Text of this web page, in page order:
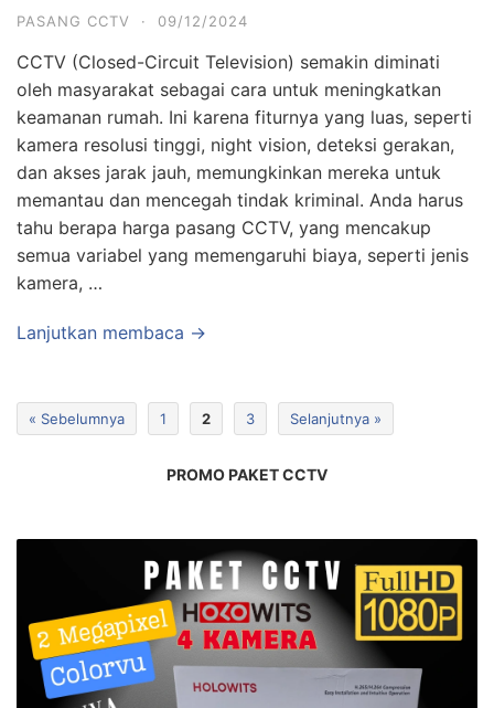
PASANG CCTV · 09/12/2024
CCTV (Closed-Circuit Television) semakin diminati
oleh masyarakat sebagai cara untuk meningkatkan
keamanan rumah. Ini karena fiturnya yang luas, seperti
kamera resolusi tinggi, night vision, deteksi gerakan,
dan akses jarak jauh, memungkinkan mereka untuk
memantau dan mencegah tindak kriminal. Anda harus
tahu berapa harga pasang CCTV, yang mencakup
semua variabel yang memengaruhi biaya, seperti jenis
kamera, …
Lanjutkan membaca →
« Sebelumnya 1 2 3 Selanjutnya »
PROMO PAKET CCTV